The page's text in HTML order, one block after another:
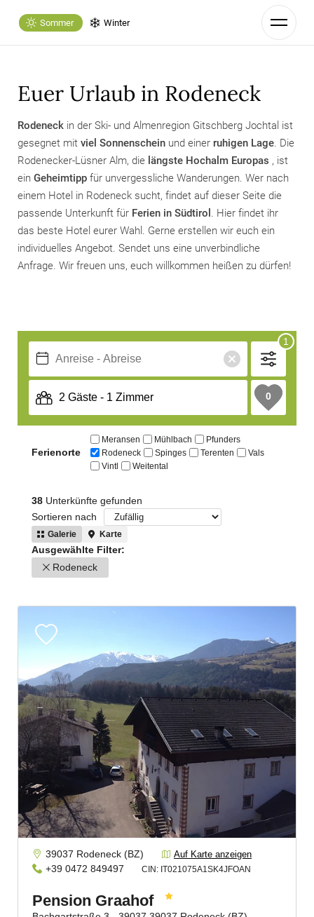
Sommer Winter
Euer Urlaub in Rodeneck
Rodeneck in der Ski- und Almenregion Gitschberg Jochtal ist
gesegnet mit viel Sonnenschein und einer ruhigen Lage. Die
Rodenecker-Lüsner Alm, die längste Hochalm Europas , ist
ein Geheimtipp für unvergessliche Wanderungen. Wer nach
einem Hotel in Rodeneck sucht, findet auf dieser Seite die
passende Unterkunft für Ferien in Südtirol . Hier findet ihr
das beste Hotel eurer Wahl. Gerne erstellen wir euch ein
individuelles Angebot. Sendet uns eine unverbindliche
Anfrage. Wir freuen uns, euch willkommen heißen zu dürfen!